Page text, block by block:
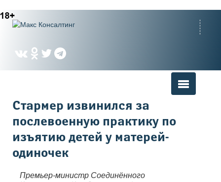
Вы здесь
Стармер извинился за
послевоенную практику по
изъятию детей у матерей-
одиночек
Премьер-министр Соединённого